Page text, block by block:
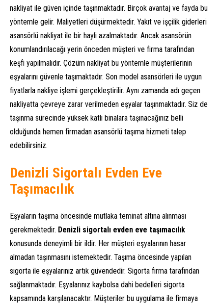
nakliyat ile güven içinde taşınmaktadır. Birçok avantaj ve fayda bu
yöntemle gelir. Maliyetleri düşürmektedir. Yakıt ve işçilik giderleri
asansörlü nakliyat ile bir hayli azalmaktadır. Ancak asansörün
konumlandırılacağı yerin önceden müşteri ve firma tarafından
keşfi yapılmalıdır. Çözüm nakliyat bu yöntemle müşterilerinin
eşyalarını güvenle taşımaktadır. Son model asansörleri ile uygun
fiyatlarla nakliye işlemi gerçekleştirilir. Aynı zamanda adı geçen
nakliyatta çevreye zarar verilmeden eşyalar taşınmaktadır. Siz de
taşınma sürecinde yüksek katlı binalara taşınacağınız belli
olduğunda hemen firmadan asansörlü taşıma hizmeti talep
edebilirsiniz.
Denizli Sigortalı Evden Eve
Taşımacılık
Eşyaların taşıma öncesinde mutlaka teminat altına alınması
gerekmektedir. Denizli sigortalı evden eve taşımacılık
konusunda deneyimli bir ildir. Her müşteri eşyalarının hasar
almadan taşınmasını istemektedir. Taşıma öncesinde yapılan
sigorta ile eşyalarınız artık güvendedir. Sigorta firma tarafından
sağlanmaktadır. Eşyalarınız kaybolsa dahi bedelleri sigorta
kapsamında karşılanacaktır. Müşteriler bu uygulama ile firmaya